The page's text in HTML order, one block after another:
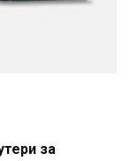
за